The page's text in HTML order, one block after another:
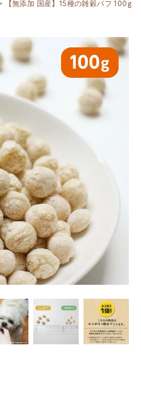
【無添加 国産】15種の雑穀パフ 100g